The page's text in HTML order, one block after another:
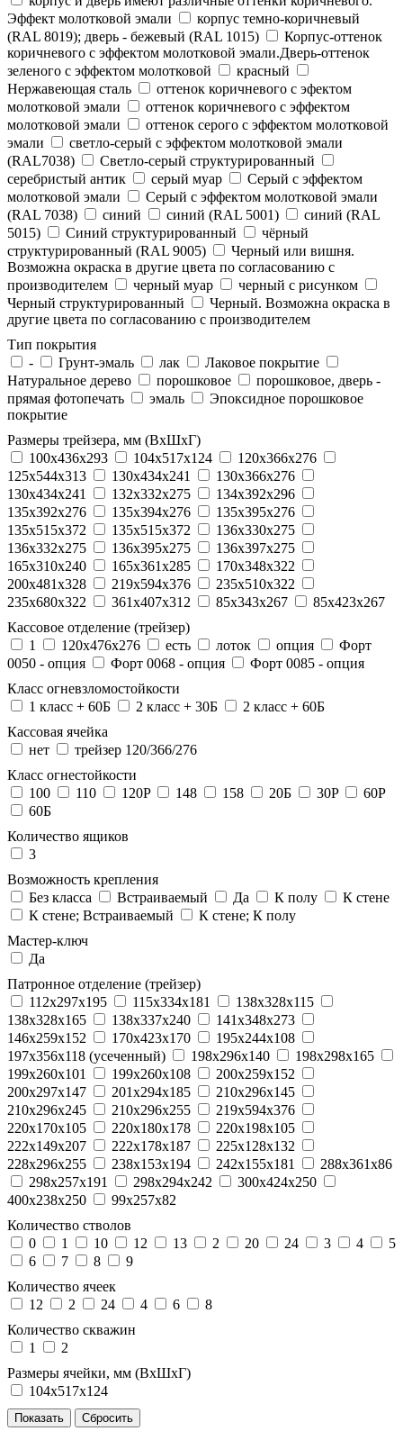
Эффект молотковой эмали
корпус темно-коричневый
(RAL 8019); дверь - бежевый (RAL 1015)
Корпус-оттенок
коричневого с эффектом молотковой эмали.Дверь-оттенок
зеленого с эффектом молотковой
красный
Нержавеющая сталь
оттенок коричневого с эфектом
молотковой эмали
оттенок коричневого с эффектом
молотковой эмали
оттенок серого с эффектом молотковой
эмали
светло-серый с эффектом молотковой эмали
(RAL7038)
Светло-серый структурированный
серебристый антик
серый муар
Серый с эффектом
молотковой эмали
Серый с эффектом молотковой эмали
(RAL 7038)
синий синий (RAL 5001)
синий (RAL
5015)
Синий структурированный
чёрный
структурированный (RAL 9005)
Черный или вишня.
Возможна окраска в другие цвета по согласованию с
производителем
черный муар
черный с рисунком
Черный структурированный
Черный. Возможна окраска в
другие цвета по согласованию с производителем
Тип покрытия
-
Грунт-эмаль лак
Лаковое покрытие
Натуральное дерево
порошковое
порошковое, дверь -
прямая фотопечать
эмаль
Эпоксидное порошковое
покрытие
Размеры трейзера, мм (ВхШхГ)
100x436x293
104х517х124
120x366x276
125x544x313
130x434x241
130х366х276
130х434х241
132x332x275
134x392x296
135x392x276
135x394x276
135x395x276
135x515x372
135х515х372
136x330x275
136x332x275
136x395x275
136x397x275
165x310x240
165x361x285
170x348x322
200x481x328
219x594x376
235x510x322
235x680x322
361x407x312 85x343x267
85x423x267
Кассовое отделение (трейзер)
1
120х476х276 есть лоток опция
Форт
0050 - опция
Форт 0068 - опция
Форт 0085 - опция
Класс огневзломостойкости
1 класс + 60Б
2 класс + 30Б
2 класс + 60Б
Кассовая ячейка
нет
трейзер 120/366/276
Класс огнестойкости
100
110 120P 148 158 20Б 30P
60P
60Б
Количество ящиков
3
Возможность крепления
Без класса
Встраиваемый Да К полу
К стене
К стене; Встраиваемый
К стене; К полу
Мастер-ключ
Да
Патронное отделение (трейзер)
112x297x195
115x334x181
138x328x115
138x328x165
138x337x240
141x348x273
146x259x152
170x423x170
195x244x108
197x356x118 (усеченный)
198x296x140
198x298x165
199x260x101
199x260x108
200x259x152
200x297x147
201x294x185
210x296x145
210x296x245
210x296x255
219x594x376
220x170x105
220x180x178
220x198x105
222x149x207
222x178x187
225x128x132
228x296x255
238x153x194 242x155x181
288x361x86
298x257x191
298x294x242
300x424x250
400x238x250
99x257x82
Количество стволов
0
1 10 12 13 2 20 24 3 4
5
6
7 8
9
Количество ячеек
12
2 24 4 6
8
Количество скважин
1
2
Размеры ячейки, мм (ВхШхГ)
104х517х124